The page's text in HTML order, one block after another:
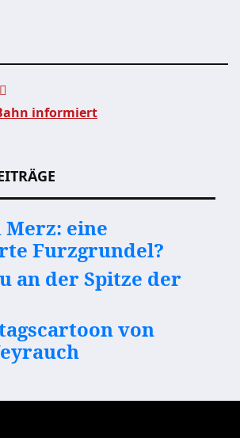
informiert
eine
Furzgrundel?
an der Spitze der
von